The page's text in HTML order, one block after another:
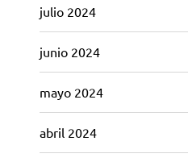
julio 2024
junio 2024
mayo 2024
abril 2024